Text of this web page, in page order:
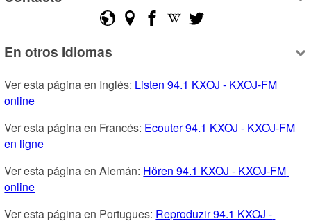
En otros idiomas
Ver esta página en Inglés: Listen 94.1 KXOJ - KXOJ-FM
online
Ver esta página en Francés: Ecouter 94.1 KXOJ - KXOJ-FM
en ligne
Ver esta página en Alemán: Hören 94.1 KXOJ - KXOJ-FM
online
Ver esta página en Portugues: Reproduzir 94.1 KXOJ -